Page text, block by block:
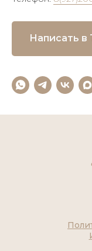
Написать в